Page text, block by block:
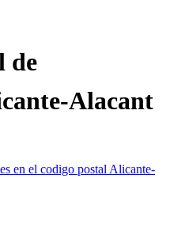
de
Alacant
en el codigo postal Alicante-